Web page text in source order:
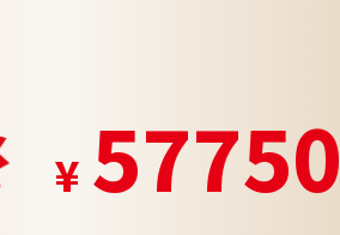
57750